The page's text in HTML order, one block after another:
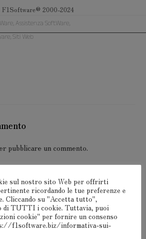
F1Software® 2000-2024
Assistenza SoftWare,
Siti Web
pubblicare un commento.
F1Software® 2000-2024
sul nostro sito Web per offrirti
ricordando le tue preferenze e
Cliccando su "Accetta tutto",
di TUTTI i cookie. Tuttavia, puoi
cookie" per fornire un consenso
f1software.biz/informativa-sui-